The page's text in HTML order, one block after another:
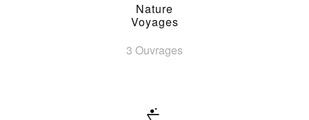
Nature
Voyages
3 Ouvrages